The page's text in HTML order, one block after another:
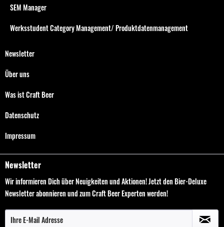
SEM Manager
Werksstudent Category Management/ Produktdatenmanagement
Newsletter
Über uns
Was ist Craft Beer
Datenschutz
Impressum
Newsletter
Wir informieren Dich über Neuigkeiten und Aktionen! Jetzt den Bier-Deluxe
Newsletter abonnieren und zum Craft Beer Experten werden!